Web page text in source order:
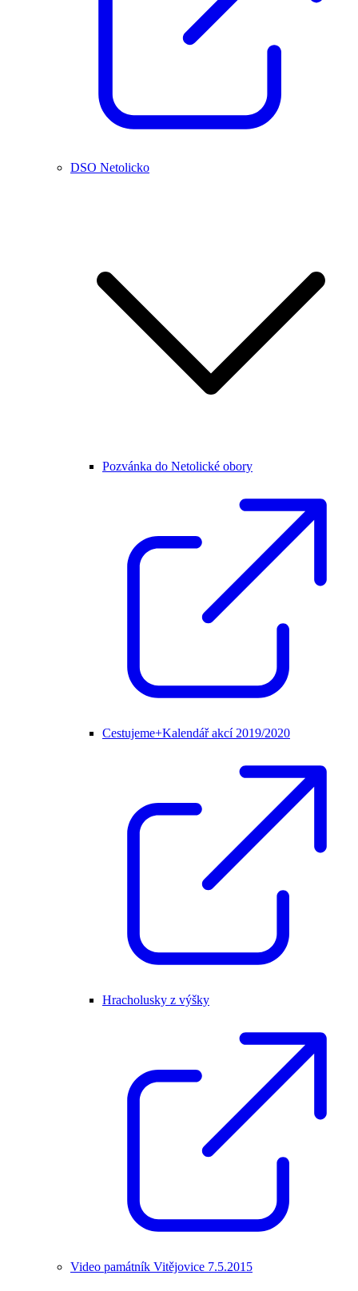
DSO Netolicko
Pozvánka do Netolické obory
Cestujeme+Kalendář akcí 2019/2020
Hracholusky z výšky
Video památník Vitějovice 7.5.2015